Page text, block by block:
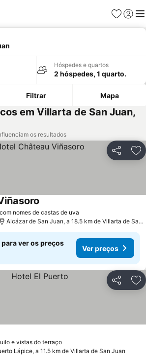
Favoritos
Iniciar
Hóspedes e quartos
2 hóspedes, 1 quarto.
Filtrar Mapa
em Villarta de San Juan,
os resultados
Partilhar
nomes de castas de uva
Alcázar de San Juan, a 18.5 km de Villarta de San Juan
ver os preços
Ver preços
Partilhar
e vistas do terraço
Lápice, a 11.5 km de Villarta de San Juan